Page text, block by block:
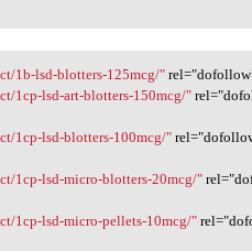
1b-lsd-blotters-125mcg/"
1cp-lsd-art-blotters-150mcg/"
1cp-lsd-blotters-100mcg/"
1cp-lsd-micro-blotters-20mcg/"
1cp-lsd-micro-pellets-10mcg/"